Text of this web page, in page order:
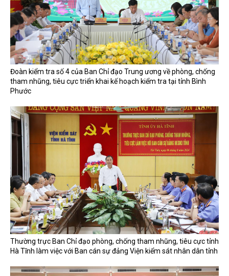
Đoàn kiểm tra số 4 của Ban Chỉ đạo Trung ương về phòng, chống
tham nhũng, tiêu cực triển khai kế hoạch kiểm tra tại tỉnh Bình
Phước
Thường trực Ban Chỉ đạo phòng, chống tham nhũng, tiêu cực tỉnh
Hà Tĩnh làm việc với Ban cán sự đảng Viện kiểm sát nhân dân tỉnh